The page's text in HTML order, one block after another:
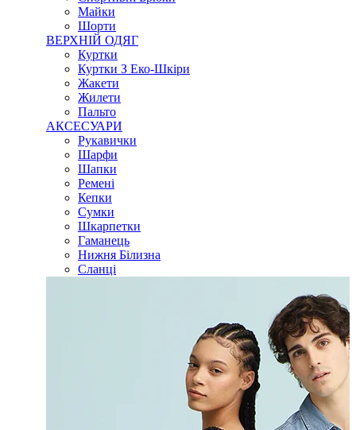
Майки
Шорти
ВЕРХНІЙ ОДЯГ
Куртки
Куртки З Еко-Шкіри
Жакети
Жилети
Пальто
АКСЕСУАРИ
Рукавички
Шарфи
Шапки
Ремені
Кепки
Сумки
Шкарпетки
Гаманець
Нижня Білизна
Сланці